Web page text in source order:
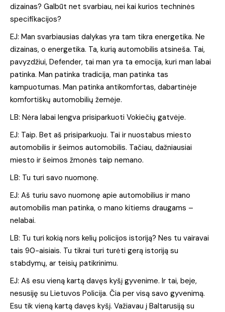
dizainas? Galbūt net svarbiau, nei kai kurios techninės
specifikacijos?
EJ: Man svarbiausias dalykas yra tam tikra energetika. Ne
dizainas, o energetika. Ta, kurią automobilis atsineša. Tai,
pavyzdžiui, Defender, tai man yra ta emocija, kuri man labai
patinka. Man patinka tradicija, man patinka tas
kampuotumas. Man patinka antikomfortas, dabartinėje
komfortiškų automobilių žemėje.
LB: Nėra labai lengva prisiparkuoti Vokiečių gatvėje.
EJ: Taip. Bet aš prisiparkuoju. Tai ir nuostabus miesto
automobilis ir šeimos automobilis. Tačiau, dažniausiai
miesto ir šeimos žmonės taip nemano.
LB: Tu turi savo nuomonę.
EJ: Aš turiu savo nuomonę apie automobilius ir mano
automobilis man patinka, o mano kitiems draugams –
nelabai.
LB: Tu turi kokią nors kelių policijos istoriją? Nes tu vairavai
tais 90-aisiais. Tu tikrai turi turėti gerą istoriją su
stabdymų, ar teisių patikrinimu.
EJ: Aš esu vieną kartą davęs kyšį gyvenime. Ir tai, beje,
nesusiję su Lietuvos Policija. Čia per visą savo gyvenimą.
Esu tik vieną kartą davęs kyšį. Važiavau į Baltarusiją su